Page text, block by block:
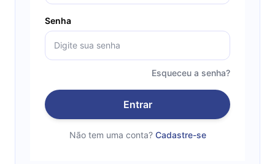
Senha
Esqueceu a senha?
Entrar
Não tem uma conta? Cadastre-se